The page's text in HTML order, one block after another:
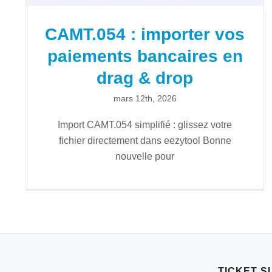
CAMT.054 : importer vos
paiements bancaires en
drag & drop
mars 12th, 2026
Import CAMT.054 simplifié : glissez votre
fichier directement dans eezytool Bonne
nouvelle pour